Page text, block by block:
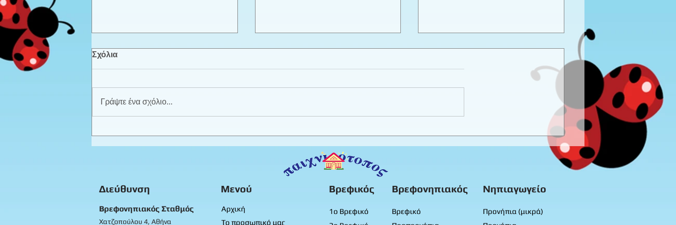
Σχόλια
Γράψτε ένα σχόλιο...
Διεύθυνση
Βρεφονηπιακός Σταθμός
Χατζοπούλου 4, Αθήνα
Μενού Βρεφικός Βρεφονηπιακός Νηπιαγωγείο
Αρχική
Το προσωπικό μας
1ο Βρεφικό
Βρεφικό
Προνήπια (μικρά)